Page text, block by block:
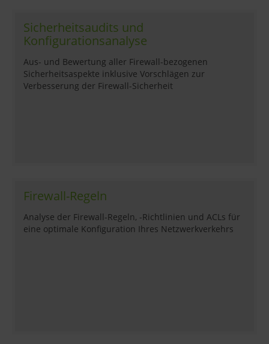
Sicherheitsaudits und
Konfigurationsanalyse
Aus- und Bewertung aller Firewall-bezogenen
Sicherheitsaspekte inklusive Vorschlägen zur
Verbesserung der Firewall-Sicherheit
Firewall-Regeln
Analyse der Firewall-Regeln, -Richtlinien und ACLs für
eine optimale Konfiguration Ihres Netzwerkverkehrs